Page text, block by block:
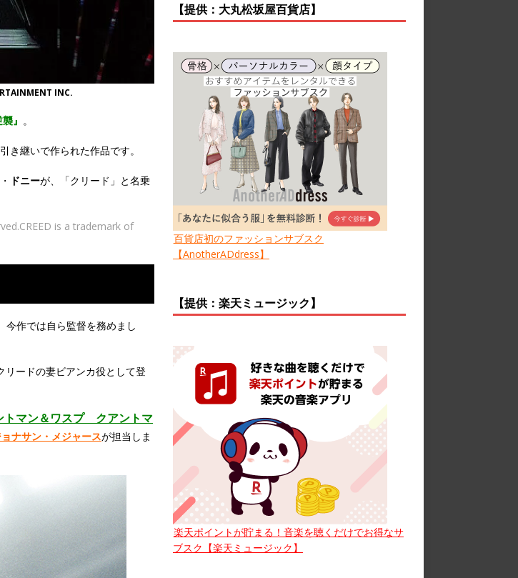
INC.
』 。
き継いで作られた作品です。
ドニーが、「クリード」と名乗
is a trademark of
今作では自ら監督を務めまし
リードの妻ビアンカ役として登
トマン＆ワスプ クアントマ
ナサン・メジャースが担当しま
【提供：大丸松坂屋百貨店】
百貨店初のファッションサブスク
【AnotherADdress】
【提供：楽天ミュージック】
楽天ポイントが貯まる！音楽を聴くだけでお得なサ
ブスク【楽天ミュージック】